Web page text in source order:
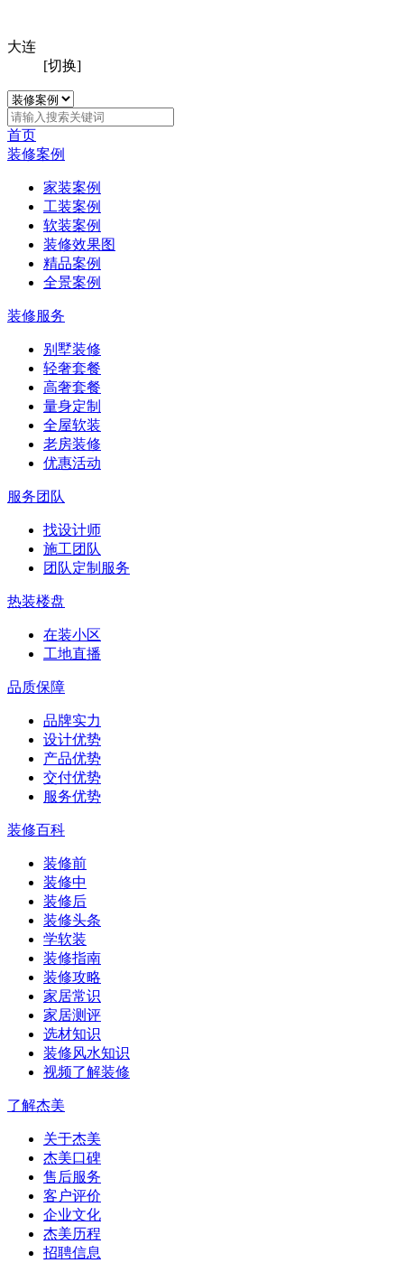
大连
[切换]
首页
装修案例
家装案例
工装案例
软装案例
装修效果图
精品案例
全景案例
装修服务
别墅装修
轻奢套餐
高奢套餐
量身定制
全屋软装
老房装修
优惠活动
服务团队
找设计师
施工团队
团队定制服务
热装楼盘
在装小区
工地直播
品质保障
品牌实力
设计优势
产品优势
交付优势
服务优势
装修百科
装修前
装修中
装修后
装修头条
学软装
装修指南
装修攻略
家居常识
家居测评
选材知识
装修风水知识
视频了解装修
了解杰美
关于杰美
杰美口碑
售后服务
客户评价
企业文化
杰美历程
招聘信息